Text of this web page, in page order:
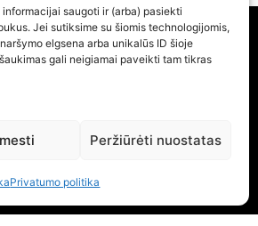
saugoti ir (arba) pasiekti
Jei sutiksime su šiomis technologijomis,
elgsena arba unikalūs ID šioje
gali neigiamai paveikti tam tikras
Peržiūrėti nuostatas
Privatumo politika
– pardavimo taisyklės